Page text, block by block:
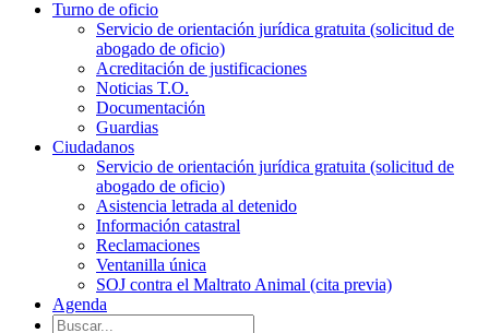
Turno de oficio
Servicio de orientación jurídica gratuita (solicitud de
abogado de oficio)
Acreditación de justificaciones
Noticias T.O.
Documentación
Guardias
Ciudadanos
Servicio de orientación jurídica gratuita (solicitud de
abogado de oficio)
Asistencia letrada al detenido
Información catastral
Reclamaciones
Ventanilla única
SOJ contra el Maltrato Animal (cita previa)
Agenda
Buscar: